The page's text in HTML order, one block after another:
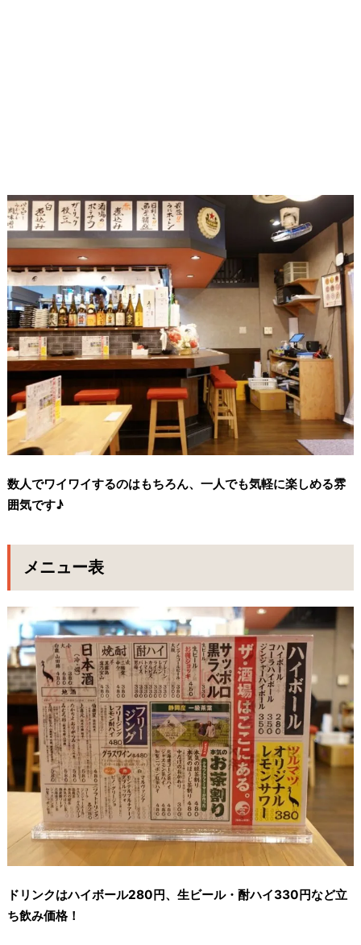
数人でワイワイするのはもちろん、一人でも気軽に楽しめる雰
囲気です♪
メニュー表
ドリンクはハイボール280円、生ビール・酎ハイ330円など立
ち飲み価格！